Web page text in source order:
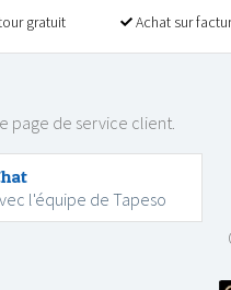
gratuit Achat sur
page de service client.
l'équipe de Tapeso